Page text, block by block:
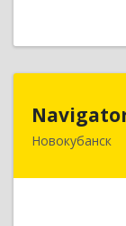
Новокубанск
352240,